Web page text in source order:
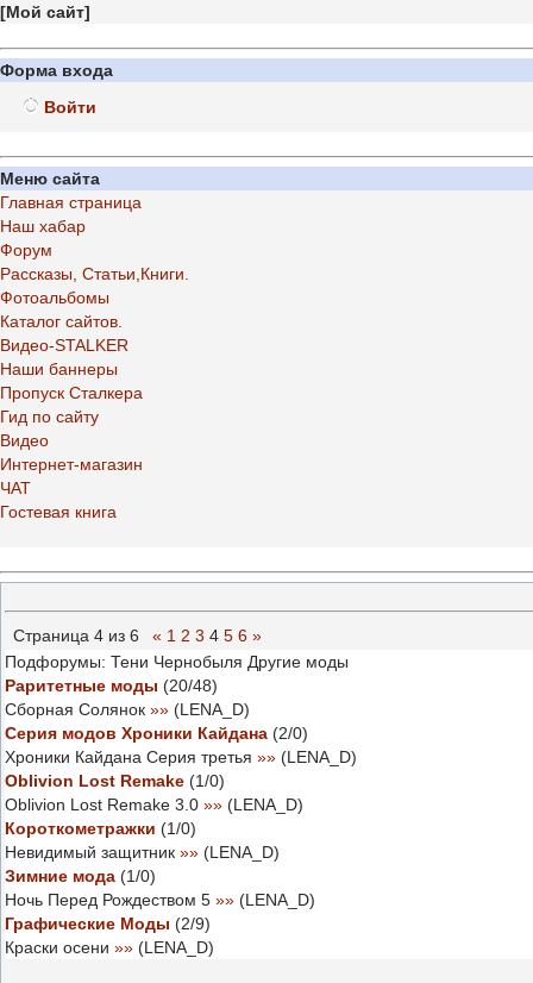
[Мой сайт]
Форма входа
Войти
Меню сайта
Главная страница
Наш хабар
Форум
Рассказы, Статьи,Книги.
Фотоальбомы
Каталог сайтов.
Видео-STALKER
Наши баннеры
Пропуск Сталкера
Гид по сайту
Видео
Интернет-магазин
ЧАТ
Гостевая книга
Страница 4 из 6 « 1 2 3 4 5 6 »
Подфорумы: Тени Чернобыля Другие моды
Раритетные моды (20/48)
Сборная Солянок »» (LENA_D)
Серия модов Хроники Кайдана (2/0)
Хроники Кайдана Серия третья »» (LENA_D)
Oblivion Lost Remake (1/0)
Oblivion Lost Remake 3.0 »» (LENA_D)
Короткометражки (1/0)
Невидимый защитник »» (LENA_D)
Зимние мода (1/0)
Ночь Перед Рождеством 5 »» (LENA_D)
Графические Моды (2/9)
Краски осени »» (LENA_D)